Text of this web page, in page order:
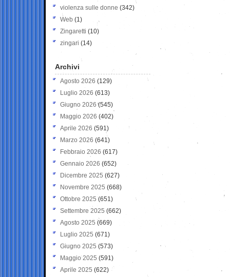
violenza sulle donne (342)
Web (1)
Zingaretti (10)
zingari (14)
Archivi
Agosto 2026 (129)
Luglio 2026 (613)
Giugno 2026 (545)
Maggio 2026 (402)
Aprile 2026 (591)
Marzo 2026 (641)
Febbraio 2026 (617)
Gennaio 2026 (652)
Dicembre 2025 (627)
Novembre 2025 (668)
Ottobre 2025 (651)
Settembre 2025 (662)
Agosto 2025 (669)
Luglio 2025 (671)
Giugno 2025 (573)
Maggio 2025 (591)
Aprile 2025 (622)